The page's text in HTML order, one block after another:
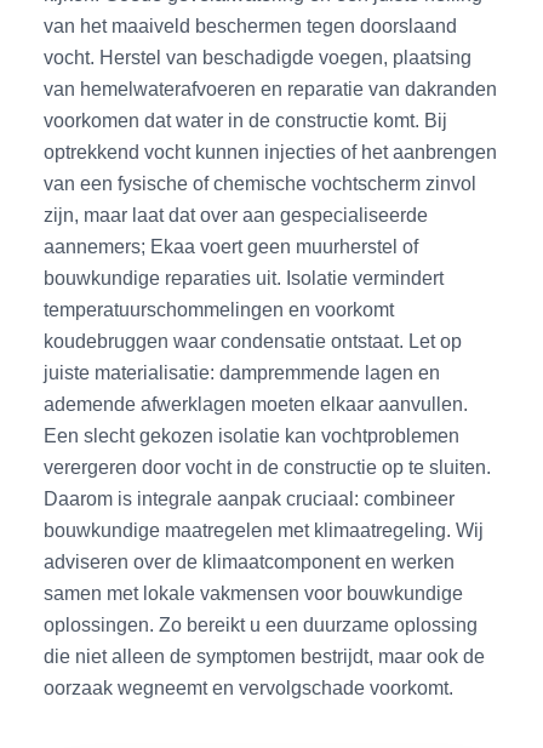
van het maaiveld beschermen tegen doorslaand
vocht. Herstel van beschadigde voegen, plaatsing
van hemelwaterafvoeren en reparatie van dakranden
voorkomen dat water in de constructie komt. Bij
optrekkend vocht kunnen injecties of het aanbrengen
van een fysische of chemische vochtscherm zinvol
zijn, maar laat dat over aan gespecialiseerde
aannemers; Ekaa voert geen muurherstel of
bouwkundige reparaties uit. Isolatie vermindert
temperatuurschommelingen en voorkomt
koudebruggen waar condensatie ontstaat. Let op
juiste materialisatie: dampremmende lagen en
ademende afwerklagen moeten elkaar aanvullen.
Een slecht gekozen isolatie kan vochtproblemen
verergeren door vocht in de constructie op te sluiten.
Daarom is integrale aanpak cruciaal: combineer
bouwkundige maatregelen met klimaatregeling. Wij
adviseren over de klimaatcomponent en werken
samen met lokale vakmensen voor bouwkundige
oplossingen. Zo bereikt u een duurzame oplossing
die niet alleen de symptomen bestrijdt, maar ook de
oorzaak wegneemt en vervolgschade voorkomt.